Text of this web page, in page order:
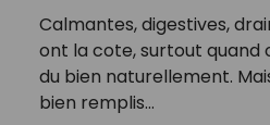
Calmantes, digestives,
ont la cote, surtout quand
du bien naturellement.
bien remplis…